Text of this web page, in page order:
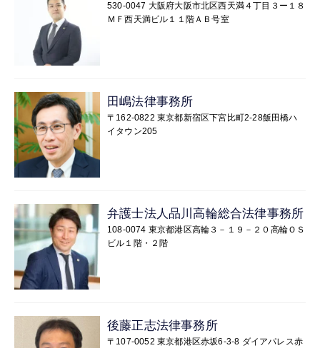
530-0047 大阪府大阪市北区西天満４丁目３ー１８
ＭＦ西天満ビル１１階ＡＢ号室
田嶋法律事務所
〒162-0822 東京都新宿区下宮比町2-28飯田橋ハ
イタウン205
弁護士法人品川高輪総合法律事務所
108-0074 東京都港区高輪３－１９－２０高輪ＯＳ
ビル１階・２階
後藤正志法律事務所
〒107-0052 東京都港区赤坂6-3-8 ダイアパレス赤